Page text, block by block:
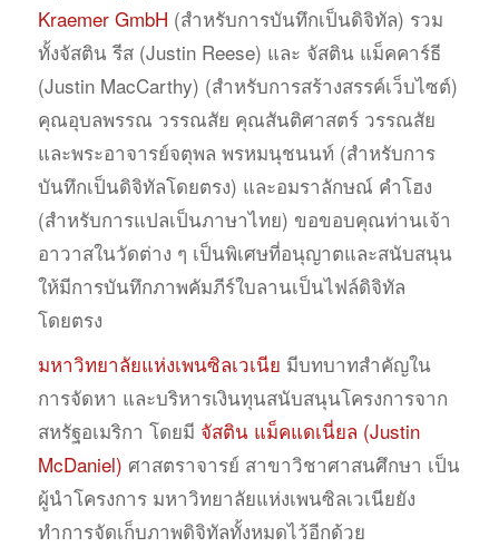
Kraemer GmbH (สำหรับการบันทึกเป็นดิจิทัล) รวม
ทั้งจัสติน รีส (Justin Reese) และ จัสติน แม็คคาร์ธี
(Justin MacCarthy) (สำหรับการสร้างสรรค์เว็บไซต์)
คุณอุบลพรรณ วรรณสัย คุณสันติศาสตร์ วรรณสัย
และพระอาจารย์จตุพล พรหมนุชนนท์ (สำหรับการ
บันทึกเป็นดิจิทัลโดยตรง) และอมราลักษณ์ คำโฮง
(สำหรับการแปลเป็นภาษาไทย) ขอขอบคุณท่านเจ้า
อาวาสในวัดต่าง ๆ เป็นพิเศษที่อนุญาตและสนับสนุน
ให้มีการบันทึกภาพคัมภีร์ใบลานเป็นไฟล์ดิจิทัล
โดยตรง
มหาวิทยาลัยแห่งเพนซิลเวเนีย มีบทบาทสำคัญใน
การจัดหา และบริหารเงินทุนสนับสนุนโครงการจาก
สหรัฐอเมริกา โดยมี จัสติน แม็คแดเนี่ยล (Justin
McDaniel) ศาสตราจารย์ สาขาวิชาศาสนศึกษา เป็น
ผู้นำโครงการ มหาวิทยาลัยแห่งเพนซิลเวเนียยัง
ทำการจัดเก็บภาพดิจิทัลทั้งหมดไว้อีกด้วย